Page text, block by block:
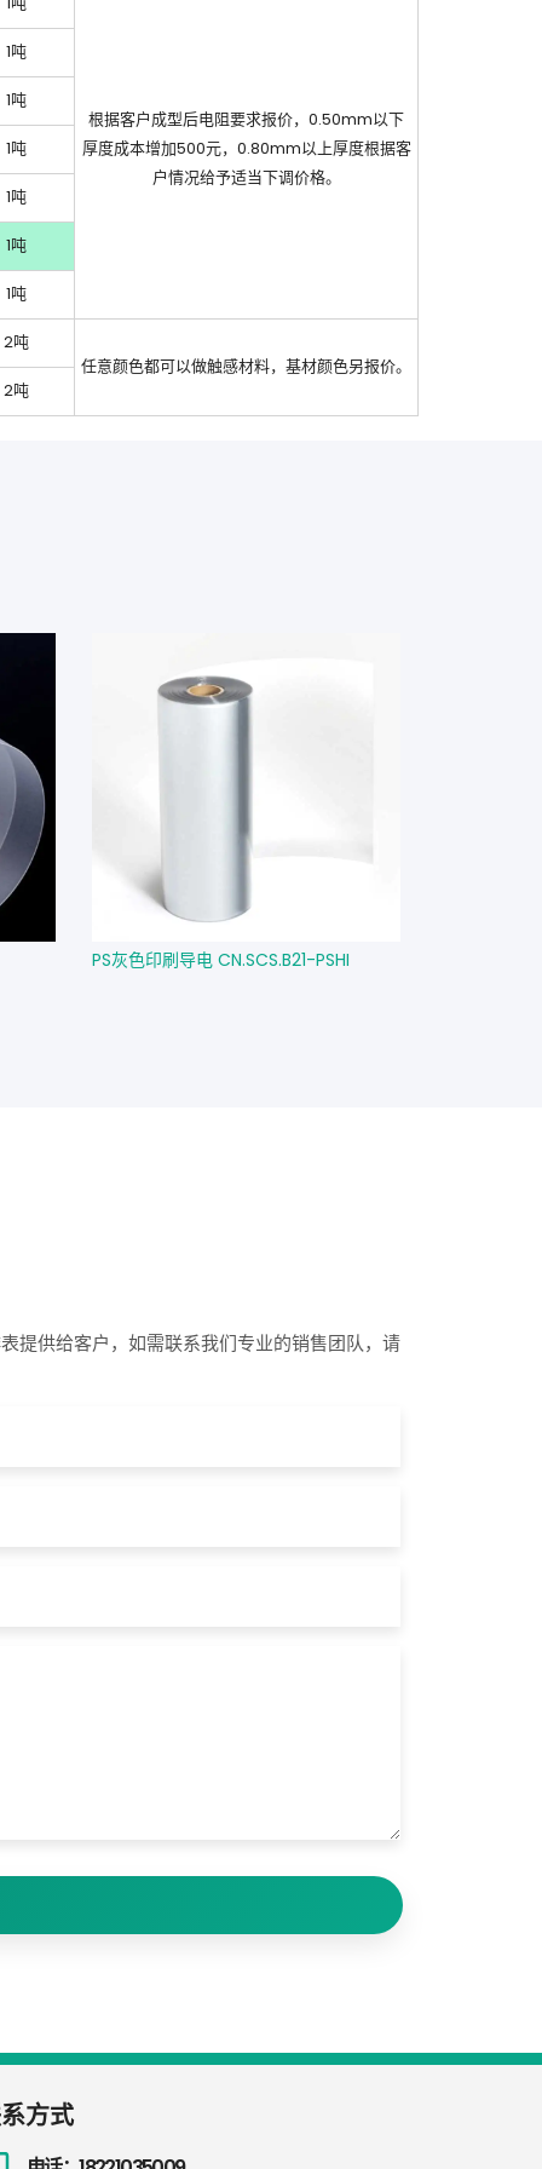
根据客户成型后电阻要求报价，0.50mm以下
厚度成本增加500元，0.80mm以上厚度根据客
户情况给予适当下调价格。
1吨
1吨
1吨
1吨
1吨
1吨
2吨
任意颜色都可以做触感材料，基材颜色另报价。
2吨
PS灰色印刷导电 CN.SCS.B21-PSHI
提供给客户，如需联系我们专业的销售团队，请
方式